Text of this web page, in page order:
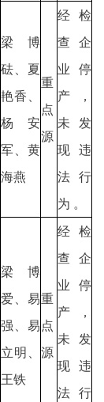
梁博
砝、夏
艳香、
杨安
军、黄
海燕
重
点
源
经检
查企
业停
产，
未发
现违
法行
为 。
梁博
爱、易
强、易
立明、
王铁
重
点
源
经检
查企
业停
产，
未发
现违
法行